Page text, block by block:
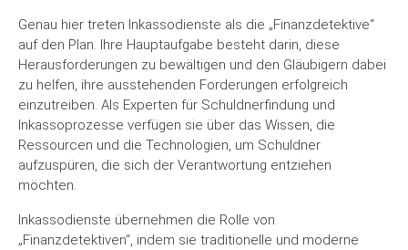
Genau hier treten Inkassodienste als die „Finanzdetektive“
auf den Plan. Ihre Hauptaufgabe besteht darin, diese
Herausforderungen zu bewältigen und den Gläubigern dabei
zu helfen, ihre ausstehenden Forderungen erfolgreich
einzutreiben. Als Experten für Schuldnerfindung und
Inkassoprozesse verfügen sie über das Wissen, die
Ressourcen und die Technologien, um Schuldner
aufzuspüren, die sich der Verantwortung entziehen
möchten.
Inkassodienste übernehmen die Rolle von
„Finanzdetektiven“, indem sie traditionelle und moderne